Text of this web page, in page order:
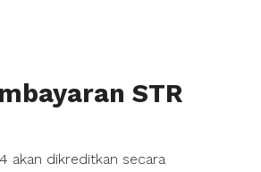
STR
akan dikreditkan secara